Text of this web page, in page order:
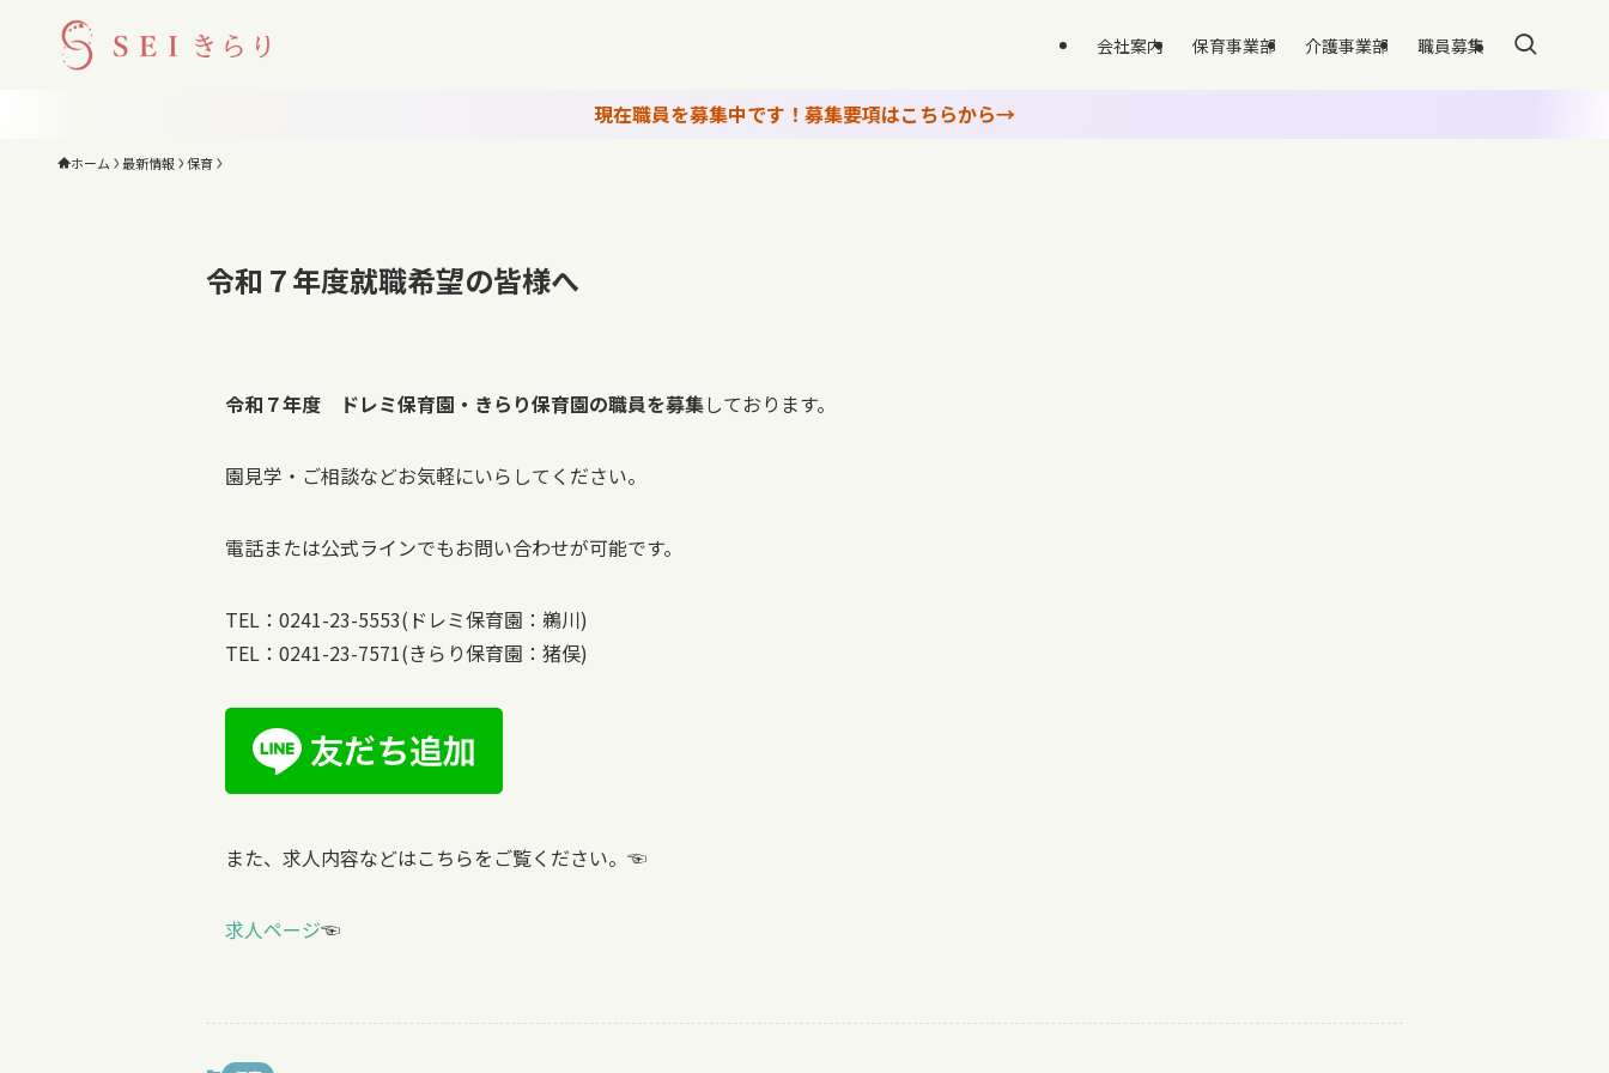
会社案内 保育事業部 介護事業部 職員募集
現在職員を募集中です！募集要項はこちらから→
ホーム 最新情報 保育
令和７年度就職希望の皆様へ
令和７年度 ドレミ保育園・きらり保育園の職員を募集しております。
園見学・ご相談などお気軽にいらしてください。
電話または公式ラインでもお問い合わせが可能です。
TEL：0241-23-5553(ドレミ保育園：鵜川)
TEL：0241-23-7571(きらり保育園：猪俣)
また、求人内容などはこちらをご覧ください。☜
求人ページ☜